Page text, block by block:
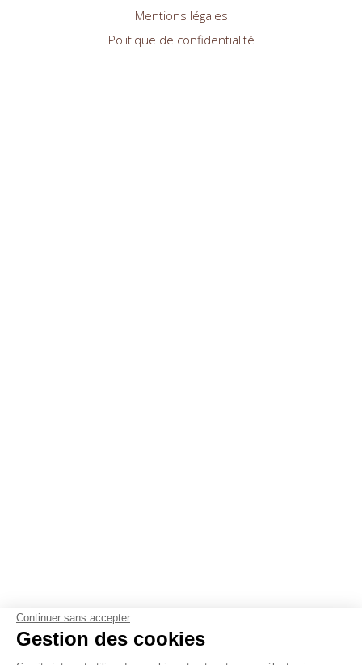
Mentions légales
Politique de confidentialité
Continuer sans accepter
Gestion des cookies